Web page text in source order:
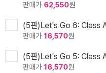
판매가 62,550원
(5판)Let's Go 6: Class
판매가 16,570원
(5판)Let's Go 5: Class
판매가 16,570원